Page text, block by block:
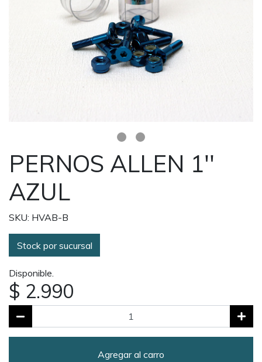
PERNOS ALLEN 1''
AZUL
SKU: HVAB-B
Stock por sucursal
Disponible.
$ 2.990
Agregar al carro